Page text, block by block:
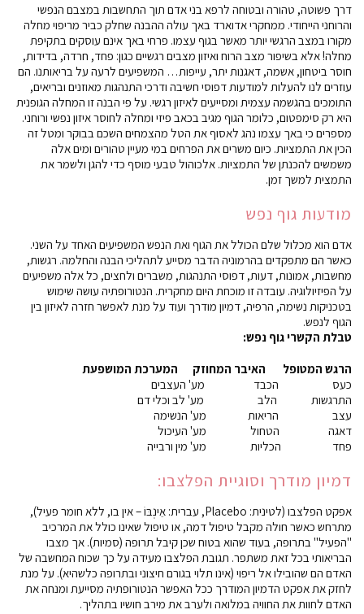
דרך פשוטה, טהורה ובטוחה לרפא בני אדם תוך התחשבות במצבם הנפשי
והרוחני הייחודי. ממחקרי אדוארד באך עולה ההבנה שחלק כביר מריפוי מחלה
מקורו במצב הרגשי יותר מאשר בגוף עצמו. פרחי באך אינם עוסקים בתקיפת
מחלה! אלא בשיפור מצב הרוח ואיזון מצבים רגשיים כגון: פחד, חרדה, בדידות,
חוסר ביטחון, אשמה, דאגנות יתר, עייפות… המשפיעים לרעה על בריאותנו. הם
עוזרים לנו להעלות למודעות דפוסי חשיבה ודרכי התנהגות מאוזנים ובריאים,
התומכים בהגשמה עצמית ומסייעים לאיזון רגשי. על פי הבנה זו המחלה הגופנית
היא רק סימפטום, כלומר הגוף מגיב בכאב פיזי ומחלה לחוסר איזון נפשי ורוחני.
מספרים כי באך עצמו נהג לאסוף את הטל מהצמחים השכם בבוקר ומטל זה
הכין את התמציות. כיום משרים את הפרחים במי מעיין טהורים ומים אלה
משמשים להכנתן של התמציות. אלכוהול טבעי מוסף כדי להגן ולשמר את
התמצית למשך זמן.
מודעות גוף נפש
אדם הוא מכלול שלם הכולל את הגוף ואת הנפש המשפיעים האחד על השני.
כאשר הם מתפקדים בהרמוניה הדבר מסייע לתהליכי הבנה והחלמה. רגשות,
מחשבות, אמונות, דעות, דפוסי התנהגות, משברים ולחצים, כל אלה משפיעים
על הפיזיולוגיה. עובדה זו מוכחת היום מחקרית. הנטורופתיה עושה שימוש
בטכניקות נשימה, הרפיה, דמיון מודרך ועוד על מנת לאפשר חזרה לאיזון בין
הגוף לנפש.
טבלת הקשרי גוף נפש:
הרגש המטופל האיבר המחוזק המערכת המושפעת
כעס הכבד מע' העצבים
התרגשות הלב מע' לב וכלי דם
עצב הריאות מע' הנשימה
דאגה הטחול מע' העיכול
פחד הכליות מע' מין ורבייה
דמיון מודרך וסוגיית הפלצבו:
אפקט הפלצבו (לטינית: Placebo, עברית: אֵינְבּוֹ – אין בו, ללא חומר פעיל),
מתרחש כאשר חולה מקבל טיפול דמה, או טיפול שאינו כולל את המרכיב
"הפעיל" בתרופה, בעוד שהוא בטוח שכן קיבל תרופה (סמיות). אך מצבו
הבריאותי בכל זאת משתפר. תגובת הפלצבו מעידה על כך שכוח המחשבה של
האדם הם שהובילו אל ריפוי (אינו תלוי בגורם חיצוני ובתרופה כלשהיא). על מנת
לחזק את אפקט הדמיון המודרך ככל האפשר הנטורופתיה מסייעת ומנחה את
האדם לחוות את החוויה במלואה ולערב את מירב חושיו בתהליך.